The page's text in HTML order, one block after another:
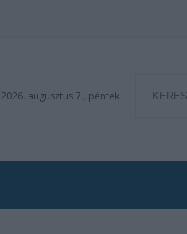
2026. augusztus 7., péntek